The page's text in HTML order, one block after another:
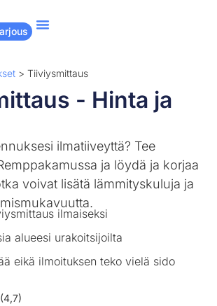
>Tiiviysmittaus
- Hinta ja
ilmatiiveyttä? Tee
ja löydä ja korjaa
voivat lisätä lämmityskuluja ja
ilmaiseksi
alueesi urakoitsijoilta
eikä ilmoituksen teko vielä sido
(4,7)